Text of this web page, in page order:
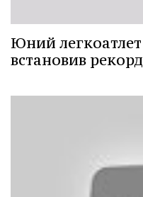
Юний
встановив